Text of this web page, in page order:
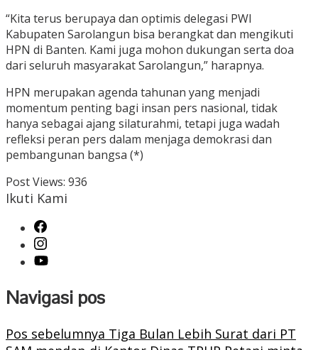
“Kita terus berupaya dan optimis delegasi PWI
Kabupaten Sarolangun bisa berangkat dan mengikuti
HPN di Banten. Kami juga mohon dukungan serta doa
dari seluruh masyarakat Sarolangun,” harapnya.
HPN merupakan agenda tahunan yang menjadi
momentum penting bagi insan pers nasional, tidak
hanya sebagai ajang silaturahmi, tetapi juga wadah
refleksi peran pers dalam menjaga demokrasi dan
pembangunan bangsa (*)
Post Views: 936
Ikuti Kami
Navigasi pos
Pos sebelumnya Tiga Bulan Lebih Surat dari PT